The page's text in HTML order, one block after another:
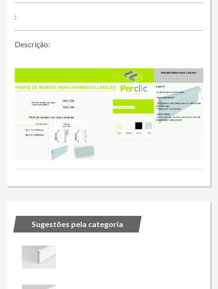
:
Descrição:
Sugestões pela categoria